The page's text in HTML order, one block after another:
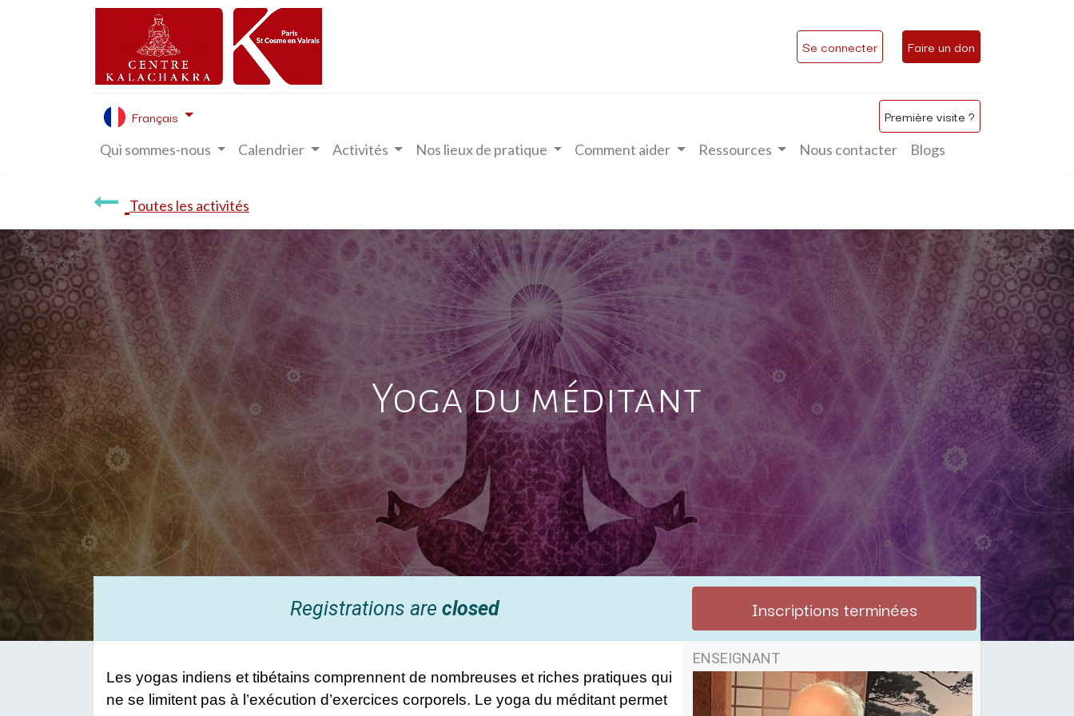
Se connecter Faire un don
Français Première visite ?
Qui sommes-nous Calendrier Activités Nos lieux de pratique Comment aider Ressources Nous contacter Blogs
Toutes les activités
Yoga du méditant
Registrations are closed Inscriptions terminées
Les yogas indiens et tibétains comprennent de nombreuses et riches pratiques qui
ne se limitent pas à l’exécution d’exercices corporels. Le yoga du méditant permet
ENSEIGNANT